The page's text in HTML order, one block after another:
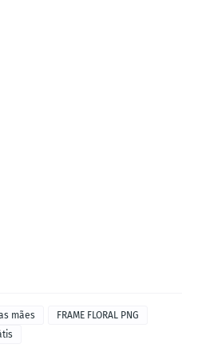
mães
FRAME FLORAL PNG